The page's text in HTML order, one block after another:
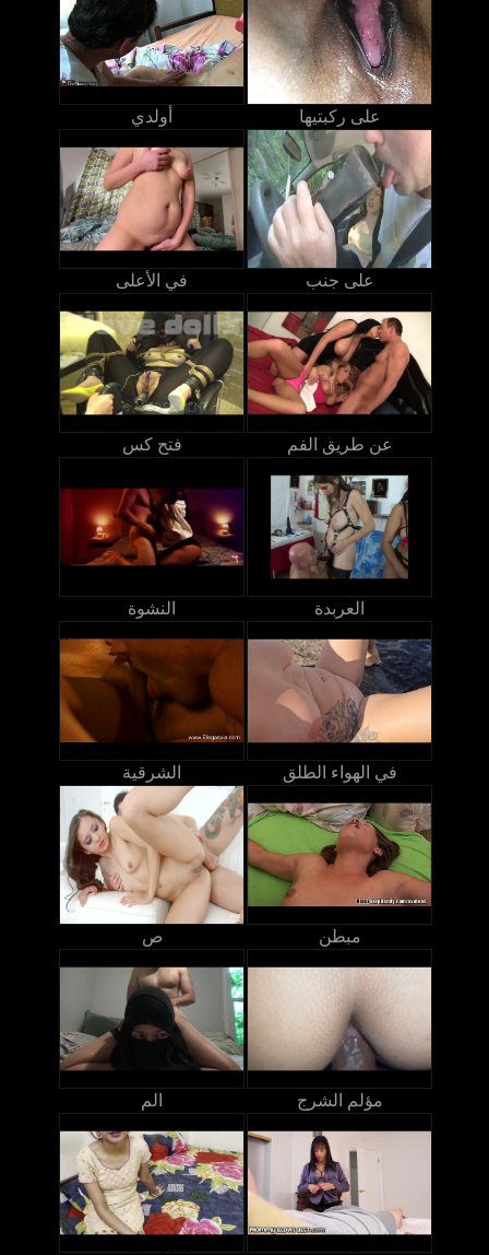
أولدي على ركبتيها
في الأعلى على جنب
فتح كس عن طريق الفم
النشوة العربدة
الشرقية في الهواء الطلق
ص مبطن
الم مؤلم الشرج